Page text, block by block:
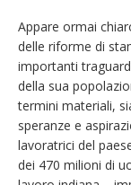
Appare ormai
delle riforme di
importanti
della sua
termini materiali,
speranze e
lavoratrici del
dei 470 milioni di